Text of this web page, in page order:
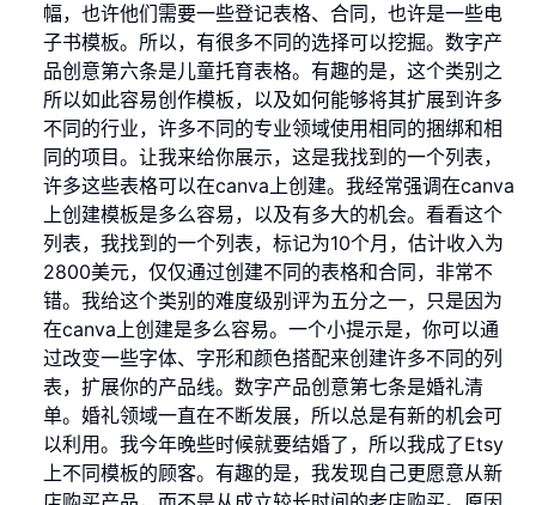
幅，也许他们需要一些登记表格、合同，也许是一些电
子书模板。所以，有很多不同的选择可以挖掘。数字产
品创意第六条是儿童托育表格。有趣的是，这个类别之
所以如此容易创作模板，以及如何能够将其扩展到许多
不同的行业，许多不同的专业领域使用相同的捆绑和相
同的项目。让我来给你展示，这是我找到的一个列表，
许多这些表格可以在canva上创建。我经常强调在canva
上创建模板是多么容易，以及有多大的机会。看看这个
列表，我找到的一个列表，标记为10个月，估计收入为
2800美元，仅仅通过创建不同的表格和合同，非常不
错。我给这个类别的难度级别评为五分之一，只是因为
在canva上创建是多么容易。一个小提示是，你可以通
过改变一些字体、字形和颜色搭配来创建许多不同的列
表，扩展你的产品线。数字产品创意第七条是婚礼清
单。婚礼领域一直在不断发展，所以总是有新的机会可
以利用。我今年晚些时候就要结婚了，所以我成了Etsy
上不同模板的顾客。有趣的是，我发现自己更愿意从新